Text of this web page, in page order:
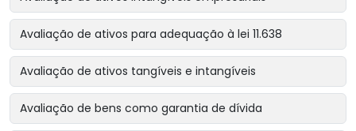
Avaliação de ativos para adequação à lei 11.638
Avaliação de ativos tangíveis e intangíveis
Avaliação de bens como garantia de dívida